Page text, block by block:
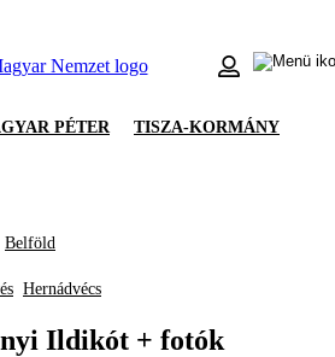
PÉTER TISZA-KORMÁNY
Belföld
Hernádvécs
Ildikót + fotók